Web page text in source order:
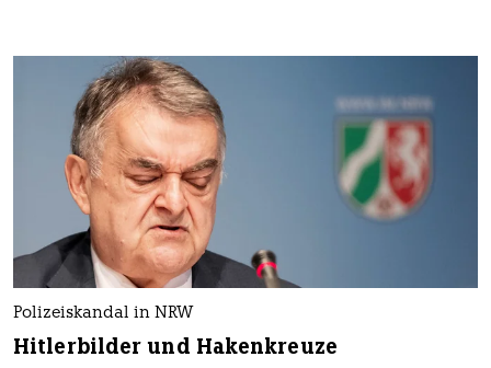
Polizeiskandal in NRW
Hitlerbilder und Hakenkreuze